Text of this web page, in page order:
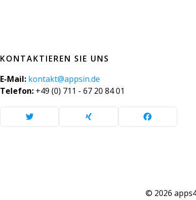
KONTAKTIEREN SIE UNS
E-Mail: kontakt@appsin.de
Telefon: +49 (0) 711 - 67 20 84 01
© 2026